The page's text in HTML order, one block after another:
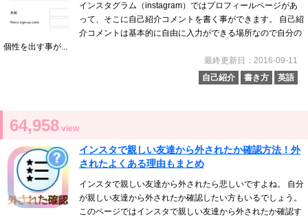
インスタグラム（instagram）ではプロフィールページがあ
って、そこに自己紹介コメントを書く事ができます。 自己紹
介コメントは基本的に自由に入力ができる場所なので自分の
個性を出す事が...
最終更新日：2016-09-11
自己紹介
書き方 英語
64,958 view
インスタで親しい友達から外されたか確認方法！外
されたよくある理由もまとめ
インスタで親しい友達から外されたら悲しいですよね。 自分
が親しい友達から外されたか確認したい方もいるでしょう。
このページではインスタで親しい友達から外されたか確認す